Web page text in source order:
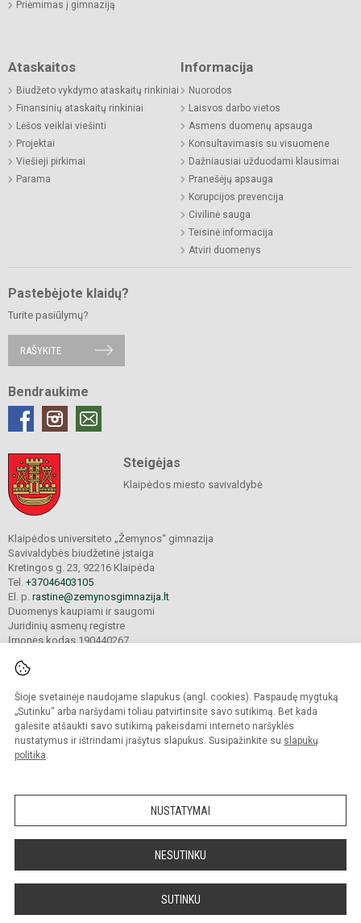
Šioje svetainėje naudojame slapukus (angl. cookies). Paspaudę mygtuką
„Sutinku“ arba naršydami toliau patvirtinsite savo sutikimą. Bet kada
galėsite atšaukti savo sutikimą pakeisdami interneto naršyklės
nustatymus ir ištrindami įrašytus slapukus. Susipažinkite su slapukų
politika.
NUSTATYMAI
NESUTINKU
SUTINKU
Priėmimas į gimnaziją
Ataskaitos
Biudžeto vykdymo ataskaitų rinkiniai
Finansinių ataskaitų rinkiniai
Lėšos veiklai viešinti
Projektai
Viešieji pirkimai
Parama
Informacija
Nuorodos
Laisvos darbo vietos
Asmens duomenų apsauga
Konsultavimasis su visuomene
Dažniausiai užduodami klausimai
Pranešėjų apsauga
Korupcijos prevencija
Civilinė sauga
Teisinė informacija
Atviri duomenys
Pastebėjote klaidų?
Turite pasiūlymų?
RAŠYKITE
Bendraukime
Steigėjas
Klaipėdos miesto savivaldybė
Klaipėdos universiteto „Žemynos“ gimnazija
Savivaldybės biudžetinė įstaiga
Kretingos g. 23, 92216 Klaipėda
Tel. +37046403105
El. p. rastine@zemynosgimnazija.lt
Duomenys kaupiami ir saugomi
Juridinių asmenų registre
Įmonės kodas 190440267
© 2022. Klaipėdos universiteto „Žemynos“ gimnazija. Visos teisės saugomos.
Kopijuoti turinį be raštiško gimnazijos sutikimo griežtai draudžiama.
Prieinamumo paraiška Slapukų valdymas
Sumanus būdas atnaujinti